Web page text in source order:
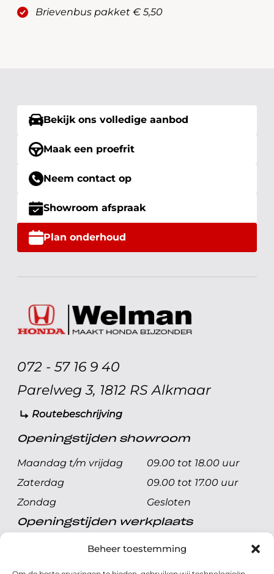
Beheer toestemming
Brievenbus pakket € 5,50
Bekijk ons volledige aanbod
Maak een proefrit
Neem contact op
Showroom afspraak
Plan onderhoud
072 - 57 16 9 40
Parelweg 3, 1812 RS Alkmaar
Routebeschrijving
Openingstijden showroom
Maandag t/m vrijdag
09.00 tot 18.00 uur
Zaterdag
09.00 tot 17.00 uur
Zondag
Gesloten
Openingstijden werkplaats
Maandag t/m vrijdag
08.00 tot 17.00 uur